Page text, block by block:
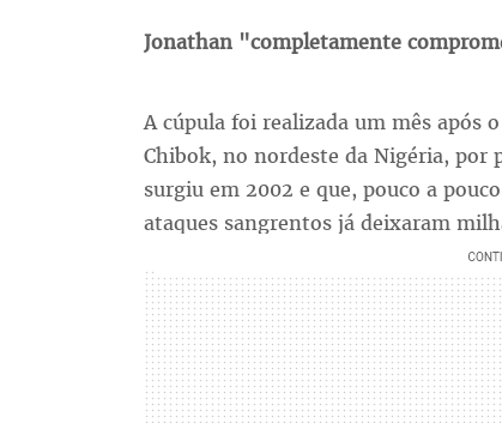
Jonathan "completamente
A cúpula foi realizada um mês após
Chibok, no nordeste da Nigéria, por
surgiu em 2002 e que, pouco a
ataques sangrentos já deixaram